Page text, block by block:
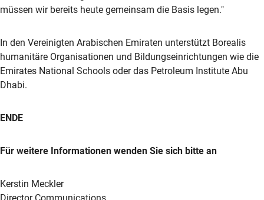
müssen wir bereits heute gemeinsam die Basis legen."
In den Vereinigten Arabischen Emiraten unterstützt Borealis
humanitäre Organisationen und Bildungseinrichtungen wie die
Emirates National Schools oder das Petroleum Institute Abu
Dhabi.
ENDE
Für weitere Informationen wenden Sie sich bitte an
Kerstin Meckler